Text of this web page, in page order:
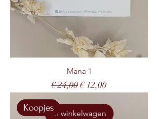
Mana 1
Normale prijs
€ 24,00Verkoopprijs
€ 12,00
In winkelwagen
Koopjes